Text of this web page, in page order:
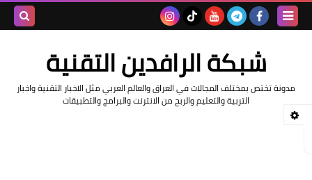
شبكة الرافدين التقنية
مدونة تختص بمختلف المجالات في العراق والعالم العربي مثل الاخبار التقنية واخبار
التربية والتعليم والربح من الانترنت والبرامج والتطبيقات